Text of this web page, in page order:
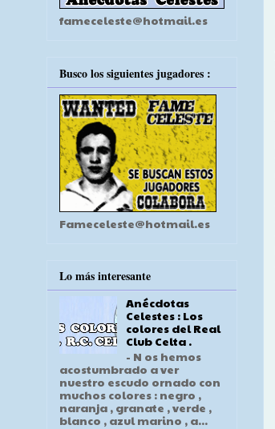
fameceleste@hotmail.es
Busco los siguientes jugadores :
Fameceleste@hotmail.es
Lo más interesante
Anécdotas
Celestes : Los
colores del Real
Club Celta .
- N os hemos
acostumbrado a ver
nuestro escudo ornado con
muchos colores : negro ,
naranja , granate , verde ,
blanco , azul marino , a...